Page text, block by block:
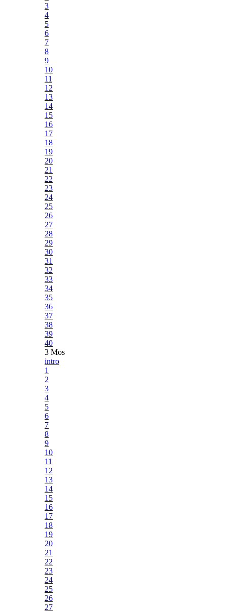
3
4
5
6
7
8
9
10
11
12
13
14
15
16
17
18
19
20
21
22
23
24
25
26
27
28
29
30
31
32
33
34
35
36
37
38
39
40
3 Mos
intro
1
2
3
4
5
6
7
8
9
10
11
12
13
14
15
16
17
18
19
20
21
22
23
24
25
26
27